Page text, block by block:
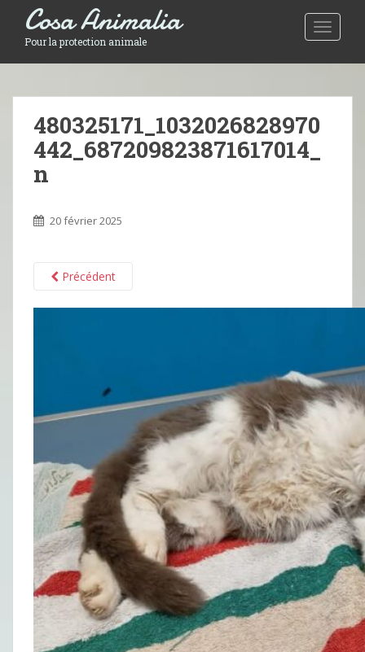
Toggle
Cosa Animalia
Pour la protection animale
480325171_1032026828970
442_687209823871617014_
n
20 février 2025
Précédent